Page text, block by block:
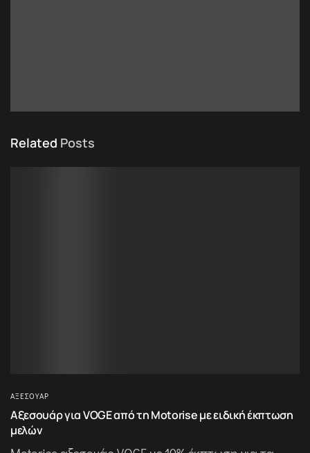
Related Posts
ΑΞΕΣΟΥΆΡ
Αξεσουάρ για VOGE από τη Motorise με ειδική έκπτωση
μελών